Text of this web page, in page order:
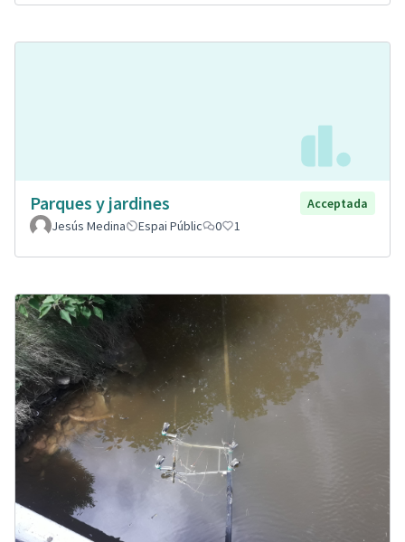
Parques y jardines
Acceptada
Jesús Medina
Espai Públic 0 1